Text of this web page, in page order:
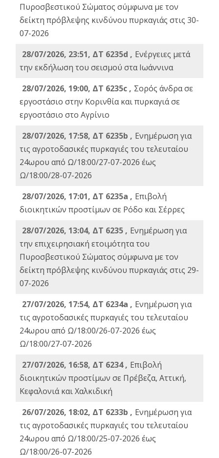
Πυροσβεστικού Σώματος σύμφωνα με τον
δείκτη πρόβλεψης κινδύνου πυρκαγιάς στις 30-
07-2026
28/07/2026, 23:51, ΔΤ 6235d , Ενέργειες μετά
την εκδήλωση του σεισμού στα Ιωάννινα
28/07/2026, 19:00, ΔΤ 6235c , Σορός άνδρα σε
εργοστάσιο στην Κορινθία και πυρκαγιά σε
εργοστάσιο στο Αγρίνιο
28/07/2026, 17:58, ΔΤ 6235b , Ενημέρωση για
τις αγροτοδασικές πυρκαγιές του τελευταίου
24ωρου από Ω/18:00/27-07-2026 έως
Ω/18:00/28-07-2026
28/07/2026, 17:01, ΔΤ 6235a , Eπιβολή
διοικητικών προστίμων σε Ρόδο και Σέρρες
28/07/2026, 13:04, ΔΤ 6235 , Ενημέρωση για
την επιχειρησιακή ετοιμότητα του
Πυροσβεστικού Σώματος σύμφωνα με τον
δείκτη πρόβλεψης κινδύνου πυρκαγιάς στις 29-
07-2026
27/07/2026, 17:54, ΔΤ 6234a , Ενημέρωση για
τις αγροτοδασικές πυρκαγιές του τελευταίου
24ωρου από Ω/18:00/26-07-2026 έως
Ω/18:00/27-07-2026
27/07/2026, 16:58, ΔΤ 6234 , Eπιβολή
διοικητικών προστίμων σε Πρέβεζα, Αττική,
Κεφαλονιά και Χαλκιδική
26/07/2026, 18:02, ΔΤ 6233b , Ενημέρωση για
τις αγροτοδασικές πυρκαγιές του τελευταίου
24ωρου από Ω/18:00/25-07-2026 έως
Ω/18:00/26-07-2026